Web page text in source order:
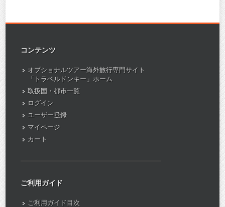
コンテンツ
オプショナルツアー海外旅行専門サイト
「トラベルドンキー」ホーム
取扱国・都市一覧
ログイン
ユーザー登録
マイページ
カート
ご利用ガイド
ご利用ガイド目次